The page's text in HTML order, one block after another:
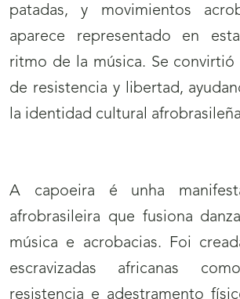
patadas, y movimientos
aparece representado en
ritmo de la música. Se
de resistencia y libertad,
la identidad cultural
A capoeira é unha
afrobrasileira que fusiona
música e acrobacias. Foi
escravizadas africanas
resistencia e adestramento